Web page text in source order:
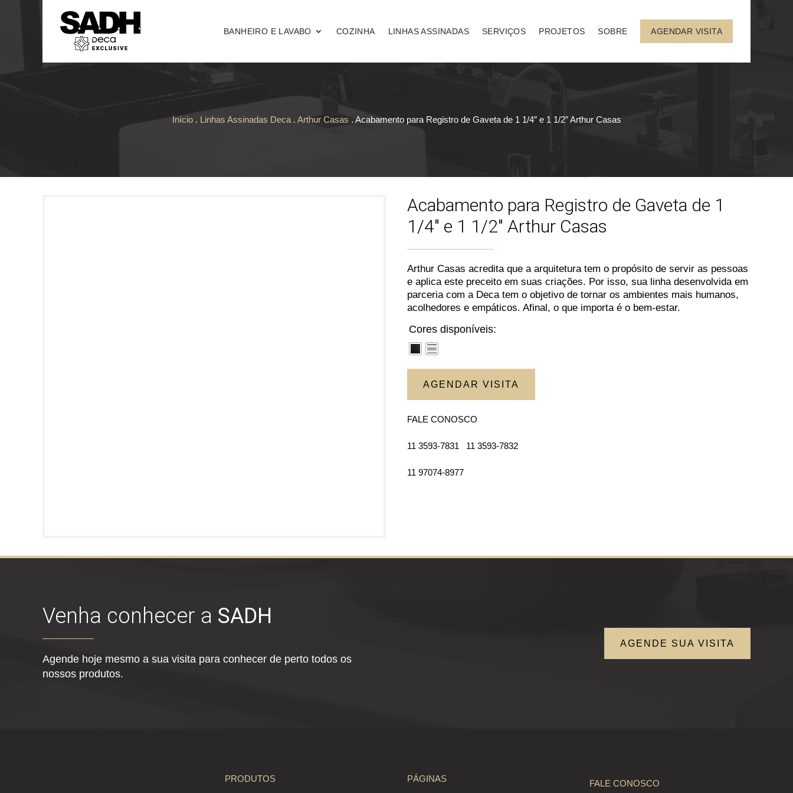
BANHEIRO E LAVABO COZINHA LINHAS ASSINADAS SERVIÇOS PROJETOS SOBRE AGENDAR VISITA
Início. Linhas Assinadas Deca. Arthur Casas . Acabamento para Registro de Gaveta de 1 1/4″ e 1 1/2″ Arthur Casas
Acabamento para Registro de Gaveta de 1
1/4″ e 1 1/2″ Arthur Casas
Arthur Casas acredita que a arquitetura tem o propósito de servir as pessoas
e aplica este preceito em suas criações. Por isso, sua linha desenvolvida em
parceria com a Deca tem o objetivo de tornar os ambientes mais humanos,
acolhedores e empáticos. Afinal, o que importa é o bem-estar.
Cores disponíveis:
AGENDAR VISITA
FALE CONOSCO
11 3593-7831 11 3593-7832
11 97074-8977
Venha conhecer a SADH
Agende hoje mesmo a sua visita para conhecer de perto todos os
nossos produtos.
AGENDE SUA VISITA
PRODUTOS
PÁGINAS
FALE CONOSCO